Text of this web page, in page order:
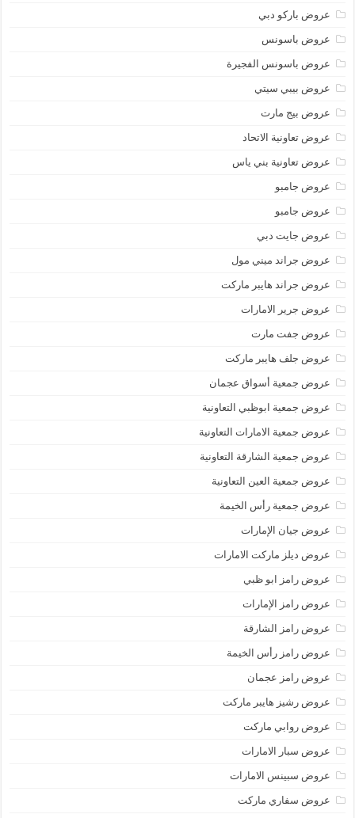
عروض باركو دبي
عروض باسونس
عروض باسونس الفجيرة
عروض بيبي سيتي
عروض بيج مارت
عروض تعاونية الاتحاد
عروض تعاونية بني ياس
عروض جامبو
عروض جامبو
عروض جايت دبي
عروض جراند ميني مول
عروض جراند هايبر ماركت
عروض جرير الامارات
عروض جفت مارت
عروض جلف هايبر ماركت
عروض جمعية أسواق عجمان
عروض جمعية ابوظبي التعاونية
عروض جمعية الامارات التعاونية
عروض جمعية الشارقة التعاونية
عروض جمعية العين التعاونية
عروض جمعية رأس الخيمة
عروض جيان الإمارات
عروض ديلز ماركت الامارات
عروض رامز ابو ظبي
عروض رامز الإمارات
عروض رامز الشارقة
عروض رامز رأس الخيمة
عروض رامز عجمان
عروض رشيز هايبر ماركت
عروض روابي ماركت
عروض سبار الامارات
عروض سبينس الامارات
عروض سفاري ماركت